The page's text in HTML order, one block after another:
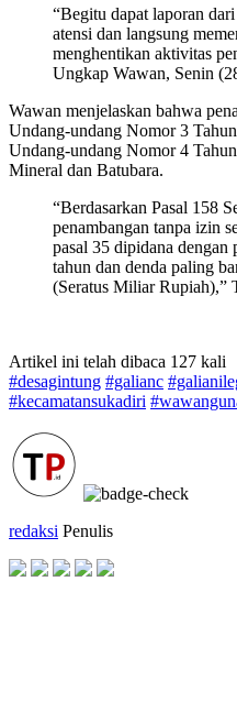
“Begitu dapat laporan
atensi dan langsung
menghentikan aktivitas
Ungkap Wawan, Senin
Wawan menjelaskan bahwa
Undang-undang Nomor 3
Undang-undang Nomor 4
Mineral dan Batubara.
“Berdasarkan Pasal 158
penambangan tanpa izin
pasal 35 dipidana dengan
tahun dan denda paling
(Seratus Miliar Rupiah),”
Artikel ini telah dibaca 127 kali
#desagintung #galianc
#kecamatansukadiri
redaksi Penulis